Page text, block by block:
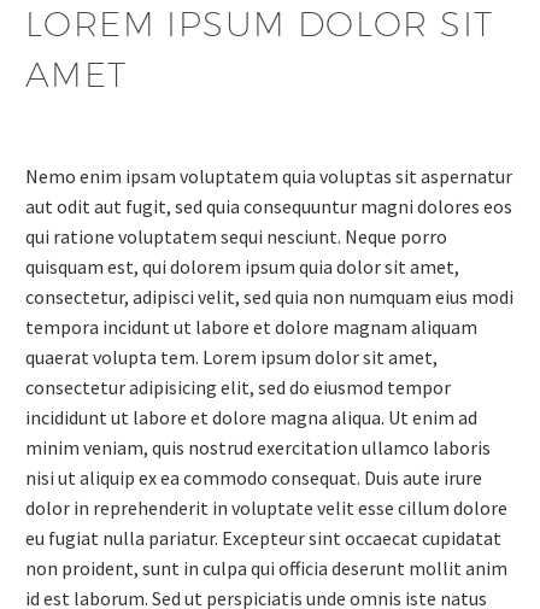
LOREM IPSUM DOLOR SIT
AMET
Nemo enim ipsam voluptatem quia voluptas sit aspernatur
aut odit aut fugit, sed quia consequuntur magni dolores eos
qui ratione voluptatem sequi nesciunt. Neque porro
quisquam est, qui dolorem ipsum quia dolor sit amet,
consectetur, adipisci velit, sed quia non numquam eius modi
tempora incidunt ut labore et dolore magnam aliquam
quaerat volupta tem. Lorem ipsum dolor sit amet,
consectetur adipisicing elit, sed do eiusmod tempor
incididunt ut labore et dolore magna aliqua. Ut enim ad
minim veniam, quis nostrud exercitation ullamco laboris
nisi ut aliquip ex ea commodo consequat. Duis aute irure
dolor in reprehenderit in voluptate velit esse cillum dolore
eu fugiat nulla pariatur. Excepteur sint occaecat cupidatat
non proident, sunt in culpa qui officia deserunt mollit anim
id est laborum. Sed ut perspiciatis unde omnis iste natus